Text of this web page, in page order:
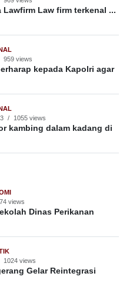
Lawfirm Law firm terkenal ...
959 views
kepada Kapolri agar
/ 1055 views
kambing dalam kadang di
views
Dinas Perikanan
1024 views
Gelar Reintegrasi